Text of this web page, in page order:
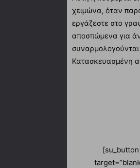
χειμώνα, όταν
εργάζεστε στο
αποσπώμενα για
Κατασκευασμένη